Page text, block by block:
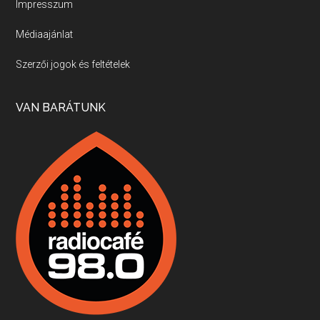
Villány, kékfrankos, Jackfall
Apr 17, 2026 • 00:35:38
Boston, teadélután, bab és homár
Apr 9, 2026 • 00:37:17
Fermentáljunk, a testünk meghálálja!
Apr 3, 2026 • 00:36:07
Impresszum
Médiaajánlat
Szerzői jogok és feltételek
VAN BARÁTUNK